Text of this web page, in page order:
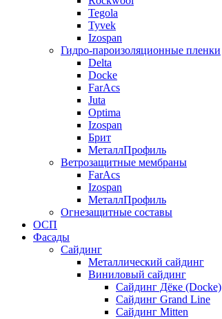
Tegola
Tyvek
Izospan
Гидро-пароизоляционные пленки
Delta
Docke
FarAcs
Juta
Optima
Izospan
Брит
МеталлПрофиль
Ветрозащитные мембраны
FarAcs
Izospan
МеталлПрофиль
Огнезащитные составы
ОСП
Фасады
Сайдинг
Металлический сайдинг
Виниловый сайдинг
Сайдинг Дёке (Docke)
Сайдинг Grand Line
Сайдинг Mitten